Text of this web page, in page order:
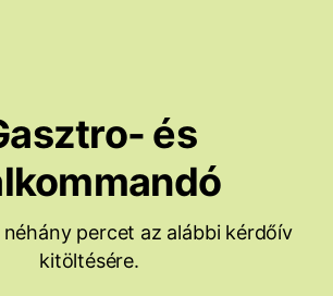
és
néhány percet az alábbi kérdőív
kitöltésére.